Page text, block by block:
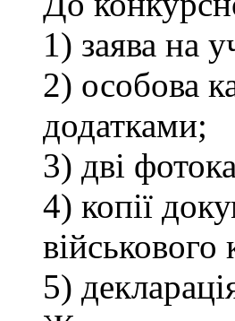
1) заява на
2) особова
додатками;
3) дві
4) копії
5)